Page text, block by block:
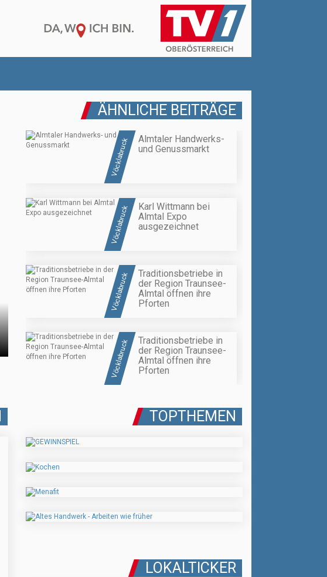
ÄHNLICHE BEITRÄGE
Vöcklabruck
Almtaler Handwerks-
und Genussmarkt
Vöcklabruck
Karl Wittmann bei
Almtal Expo
ausgezeichnet
Vöcklabruck
Traditionsbetriebe in
der Region Traunsee-
Almtal öffnen ihre
Pforten
Vöcklabruck
Traditionsbetriebe in
der Region Traunsee-
Almtal öffnen ihre
Pforten
TOPTHEMEN
LOKALTICKER